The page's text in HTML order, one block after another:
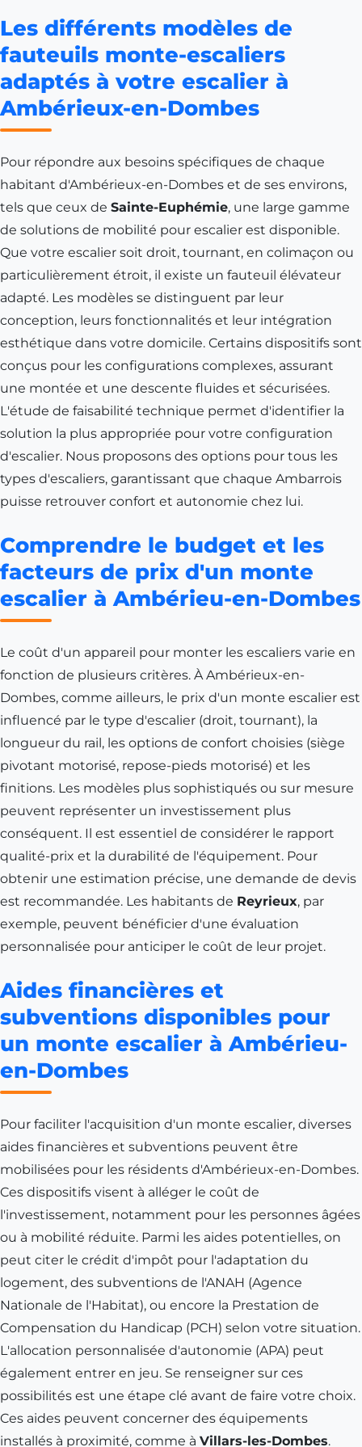
Les différents modèles de
fauteuils monte-escaliers
adaptés à votre escalier à
Ambérieux-en-Dombes
Pour répondre aux besoins spécifiques de chaque
habitant d'Ambérieux-en-Dombes et de ses environs,
tels que ceux de Sainte-Euphémie, une large gamme
de solutions de mobilité pour escalier est disponible.
Que votre escalier soit droit, tournant, en colimaçon ou
particulièrement étroit, il existe un fauteuil élévateur
adapté. Les modèles se distinguent par leur
conception, leurs fonctionnalités et leur intégration
esthétique dans votre domicile. Certains dispositifs sont
conçus pour les configurations complexes, assurant
une montée et une descente fluides et sécurisées.
L'étude de faisabilité technique permet d'identifier la
solution la plus appropriée pour votre configuration
d'escalier. Nous proposons des options pour tous les
types d'escaliers, garantissant que chaque Ambarrois
puisse retrouver confort et autonomie chez lui.
Comprendre le budget et les
facteurs de prix d'un monte
escalier à Ambérieu-en-Dombes
Le coût d'un appareil pour monter les escaliers varie en
fonction de plusieurs critères. À Ambérieux-en-
Dombes, comme ailleurs, le prix d'un monte escalier est
influencé par le type d'escalier (droit, tournant), la
longueur du rail, les options de confort choisies (siège
pivotant motorisé, repose-pieds motorisé) et les
finitions. Les modèles plus sophistiqués ou sur mesure
peuvent représenter un investissement plus
conséquent. Il est essentiel de considérer le rapport
qualité-prix et la durabilité de l'équipement. Pour
obtenir une estimation précise, une demande de devis
est recommandée. Les habitants de Reyrieux, par
exemple, peuvent bénéficier d'une évaluation
personnalisée pour anticiper le coût de leur projet.
Aides financières et
subventions disponibles pour
un monte escalier à Ambérieu-
en-Dombes
Pour faciliter l'acquisition d'un monte escalier, diverses
aides financières et subventions peuvent être
mobilisées pour les résidents d'Ambérieux-en-Dombes.
Ces dispositifs visent à alléger le coût de
l'investissement, notamment pour les personnes âgées
ou à mobilité réduite. Parmi les aides potentielles, on
peut citer le crédit d'impôt pour l'adaptation du
logement, des subventions de l'ANAH (Agence
Nationale de l'Habitat), ou encore la Prestation de
Compensation du Handicap (PCH) selon votre situation.
L'allocation personnalisée d'autonomie (APA) peut
également entrer en jeu. Se renseigner sur ces
possibilités est une étape clé avant de faire votre choix.
Ces aides peuvent concerner des équipements
installés à proximité, comme à Villars-les-Dombes.